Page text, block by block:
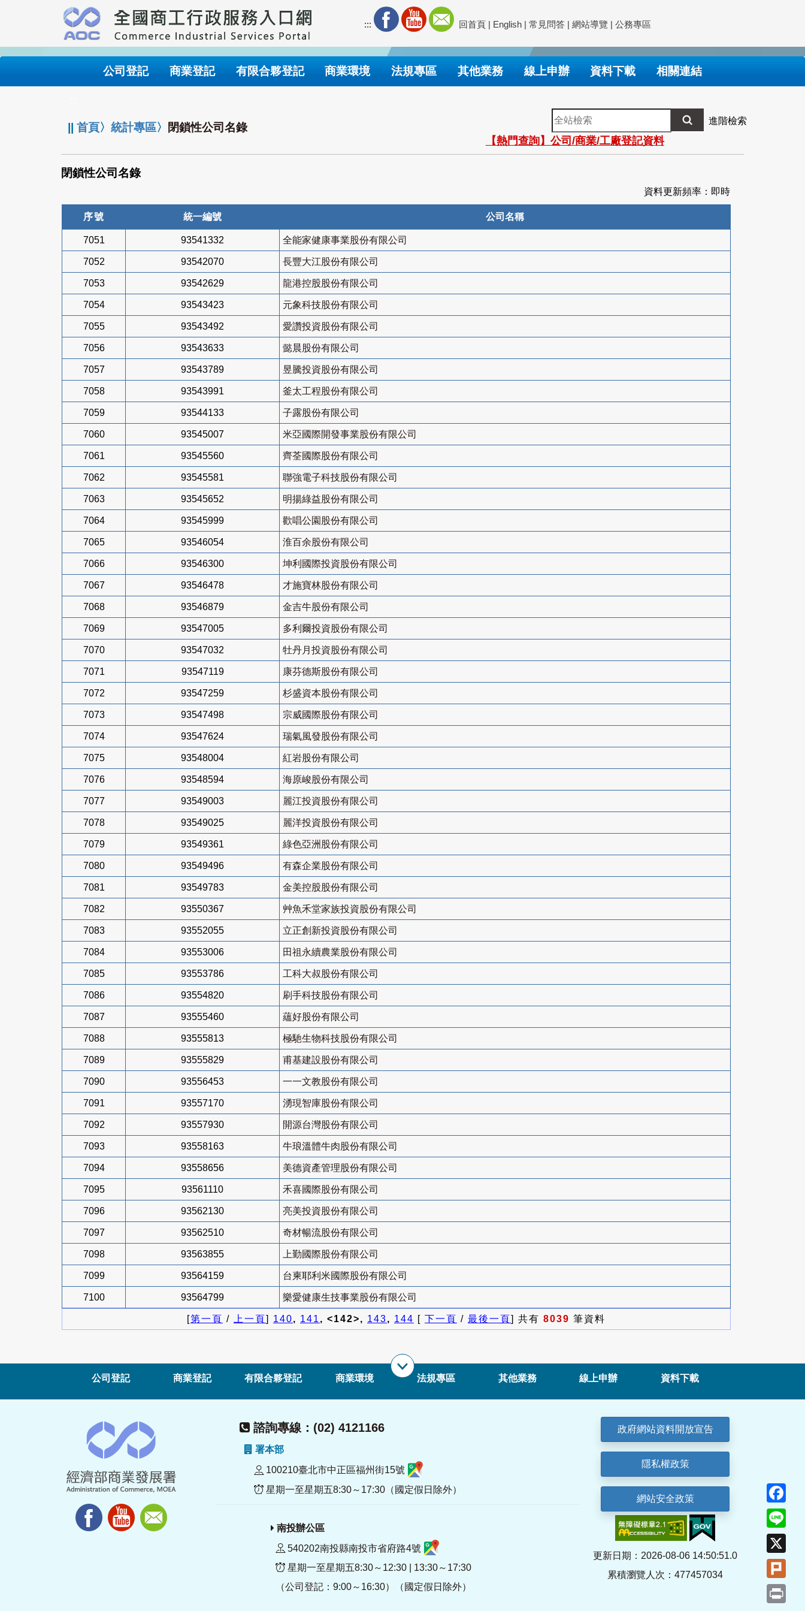
要
內
::: 回首頁 | English | 常見問答 | 網站導覽 | 公務專區
公司登記 商業登記 有限合夥登記 商業環境 法規專區 其他業務 線上申辦 資料下載 相關連結
||首頁〉統計專區〉 閉鎖性公司名錄
全
站
檢
索
進階檢索
【熱門查詢】公司/商業/工廠登記資料
閉鎖性公司名錄
資料更新頻率：即時
序號 統一編號 公司名稱
7051 93541332 全能家健康事業股份有限公司
7052 93542070 長豐大江股份有限公司
7053 93542629 龍港控股股份有限公司
7054 93543423 元象科技股份有限公司
7055 93543492 愛讚投資股份有限公司
7056 93543633 懿晨股份有限公司
7057 93543789 昱騰投資股份有限公司
7058 93543991 釜太工程股份有限公司
7059 93544133 子露股份有限公司
7060 93545007 米亞國際開發事業股份有限公司
7061 93545560 齊荃國際股份有限公司
7062 93545581 聯強電子科技股份有限公司
7063 93545652 明揚綠益股份有限公司
7064 93545999 歡唱公園股份有限公司
7065 93546054 淮百余股份有限公司
7066 93546300 坤利國際投資股份有限公司
7067 93546478 才施寶林股份有限公司
7068 93546879 金吉牛股份有限公司
7069 93547005 多利爾投資股份有限公司
7070 93547032 牡丹月投資股份有限公司
7071 93547119 康芬德斯股份有限公司
7072 93547259 杉盛資本股份有限公司
7073 93547498 宗威國際股份有限公司
7074 93547624 瑞氣風發股份有限公司
7075 93548004 紅岩股份有限公司
7076 93548594 海原峻股份有限公司
7077 93549003 麗江投資股份有限公司
7078 93549025 麗洋投資股份有限公司
7079 93549361 綠色亞洲股份有限公司
7080 93549496 有森企業股份有限公司
7081 93549783 金美控股股份有限公司
7082 93550367 艸魚禾堂家族投資股份有限公司
7083 93552055 立正創新投資股份有限公司
7084 93553006 田祖永續農業股份有限公司
7085 93553786 工科大叔股份有限公司
7086 93554820 刷手科技股份有限公司
7087 93555460 蘊好股份有限公司
7088 93555813 極馳生物科技股份有限公司
7089 93555829 甫基建設股份有限公司
7090 93556453 一一文教股份有限公司
7091 93557170 湧現智庫股份有限公司
7092 93557930 開源台灣股份有限公司
7093 93558163 牛琅溫體牛肉股份有限公司
7094 93558656 美德資產管理股份有限公司
7095 93561110 禾喜國際股份有限公司
7096 93562130 亮美投資股份有限公司
7097 93562510 奇材暢流股份有限公司
7098 93563855 上勤國際股份有限公司
7099 93564159 台柬耶利米國際股份有限公司
7100 93564799 樂愛健康生技事業股份有限公司
[第一頁 / 上一頁] 140, 141, <142>, 143, 144 [ 下一頁 / 最後一頁] 共有 8039 筆資料
公司登記 商業登記 有限合夥登記 商業環境 法規專區 其他業務 線上申辦 資料下載
諮詢專線：(02) 4121166
署本部
100210臺北市中正區福州街15號
星期一至星期五8:30～17:30（國定假日除外）
南投辦公區
540202南投縣南投市省府路4號
星期一至星期五8:30～12:30 | 13:30～17:30
（公司登記：9:00～16:30）（國定假日除外）
政府網站資料開放宣告
隱私權政策
網站安全政策
更新日期：2026-08-06 14:50:51.0
累積瀏覽人次：477457034